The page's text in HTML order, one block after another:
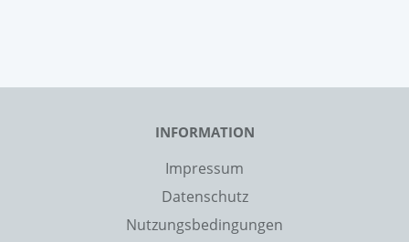
INFORMATION
Impressum
Datenschutz
Nutzungsbedingungen